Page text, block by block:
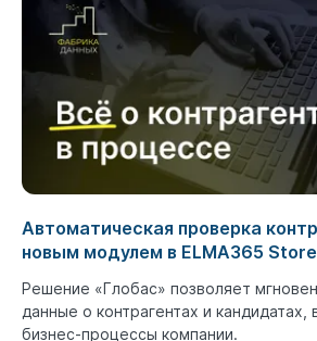
Автоматическая проверка
новым модулем в ELMA365 Store
Решение «Глобас» позволяет
данные о контрагентах и кандидатах,
бизнес-процессы компании.